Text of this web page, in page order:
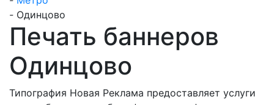
- Одинцово
Печать баннеров
Одинцово
Типография Новая Реклама предоставляет услуги